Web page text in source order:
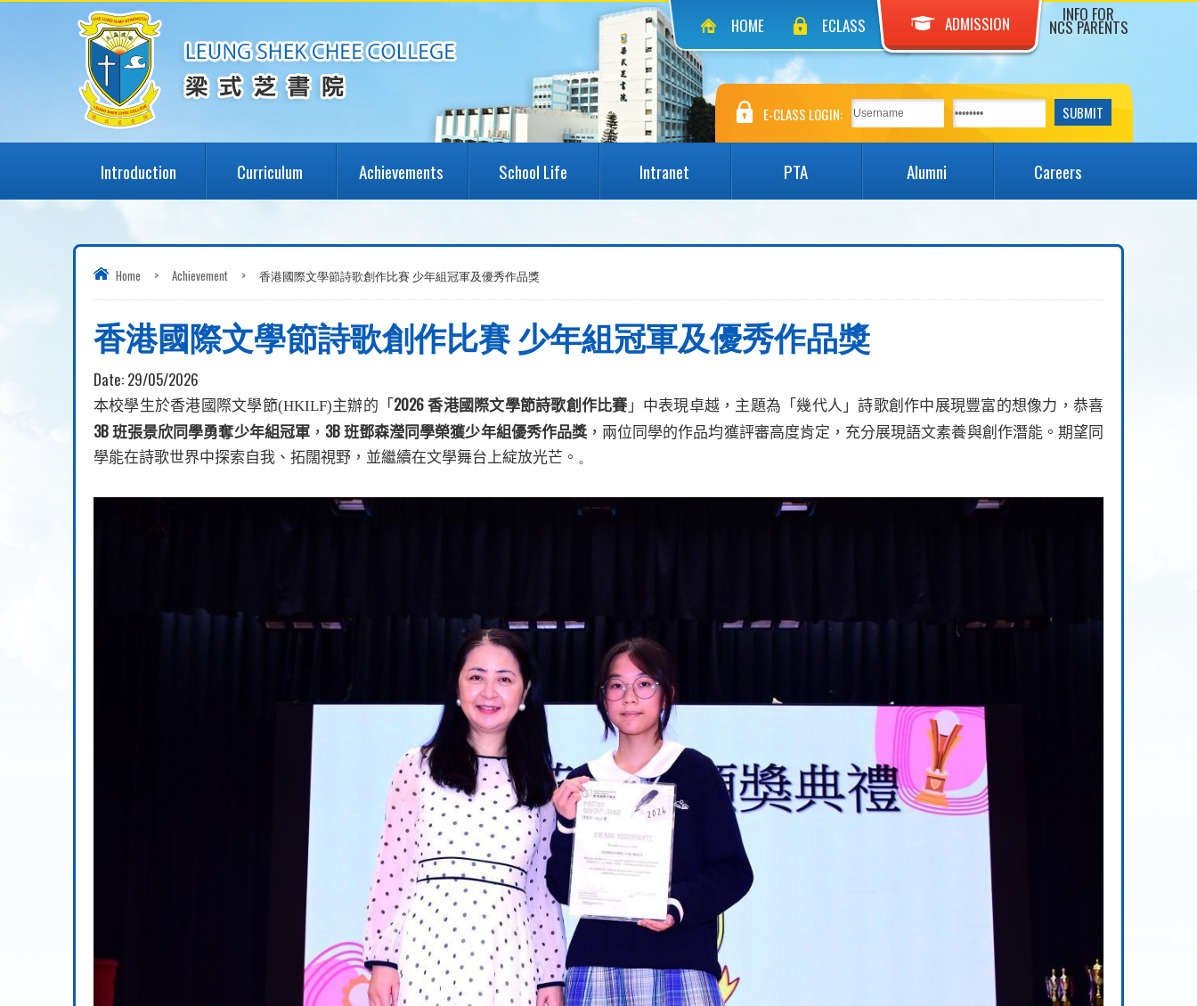
HOME ECLASS ADMISSION INFO FOR
NCS PARENTS
E-CLASS LOGIN:
Introduction Curriculum Achievements School Life Intranet PTA Alumni Careers
Home > Achievement > 香港國際文學節詩歌創作比賽 少年組冠軍及優秀作品獎
香港國際文學節詩歌創作比賽 少年組冠軍及優秀作品獎
Date: 29/05/2026
本校學生於香港國際文學節(HKILF)主辦的「 2026香港國際文學節詩歌創作比賽」中表現卓越，主題為「幾代人」詩歌創作中展現豐富的想像力，恭喜
3B班張景欣同學勇奪少年組冠軍， 3B 班鄧森瀅同學榮獲少年組優秀作品獎 ，兩位同學的作品均獲評審高度肯定，充分展現語文素養與創作潛能。期望同
學能在詩歌世界中探索自我、拓闊視野，並繼續在文學舞台上綻放光芒。 。